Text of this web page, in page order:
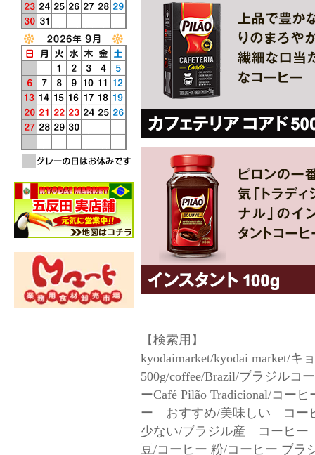
【検索用】
kyodaimarket/kyodai market/キ
500g/coffee/Brazil/ブラジルコ
ーCafé Pilão Tradicional/コー
ー おすすめ/美味しい コ
少ない/ブラジル産 コーヒー
豆/コーヒー 粉/コーヒー ブラ